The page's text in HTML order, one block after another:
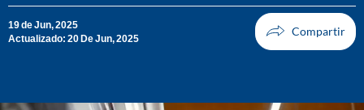
19 de Jun, 2025
Actualizado: 20 De Jun, 2025